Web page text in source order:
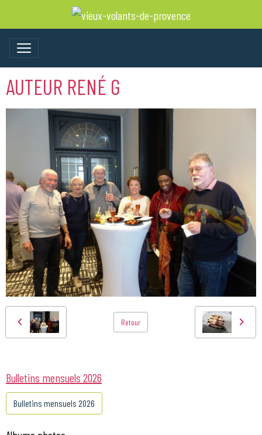
AUTEUR RENÉ G
Retour
Bulletins mensuels 2026
Bulletins mensuels 2026